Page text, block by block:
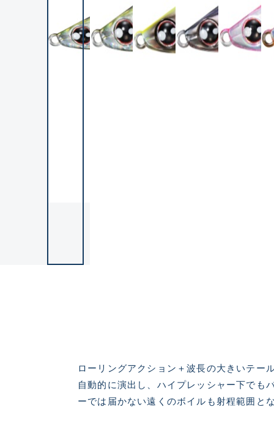
ローリングアクション＋波長の大きいテー
自動的に演出し、ハイプレッシャー下でも
ーでは届かない遠くのボイルも射程範囲と